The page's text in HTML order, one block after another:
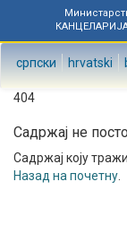
српски hrvatski
404
Садржај не
Садржај коју
Назад на почетну